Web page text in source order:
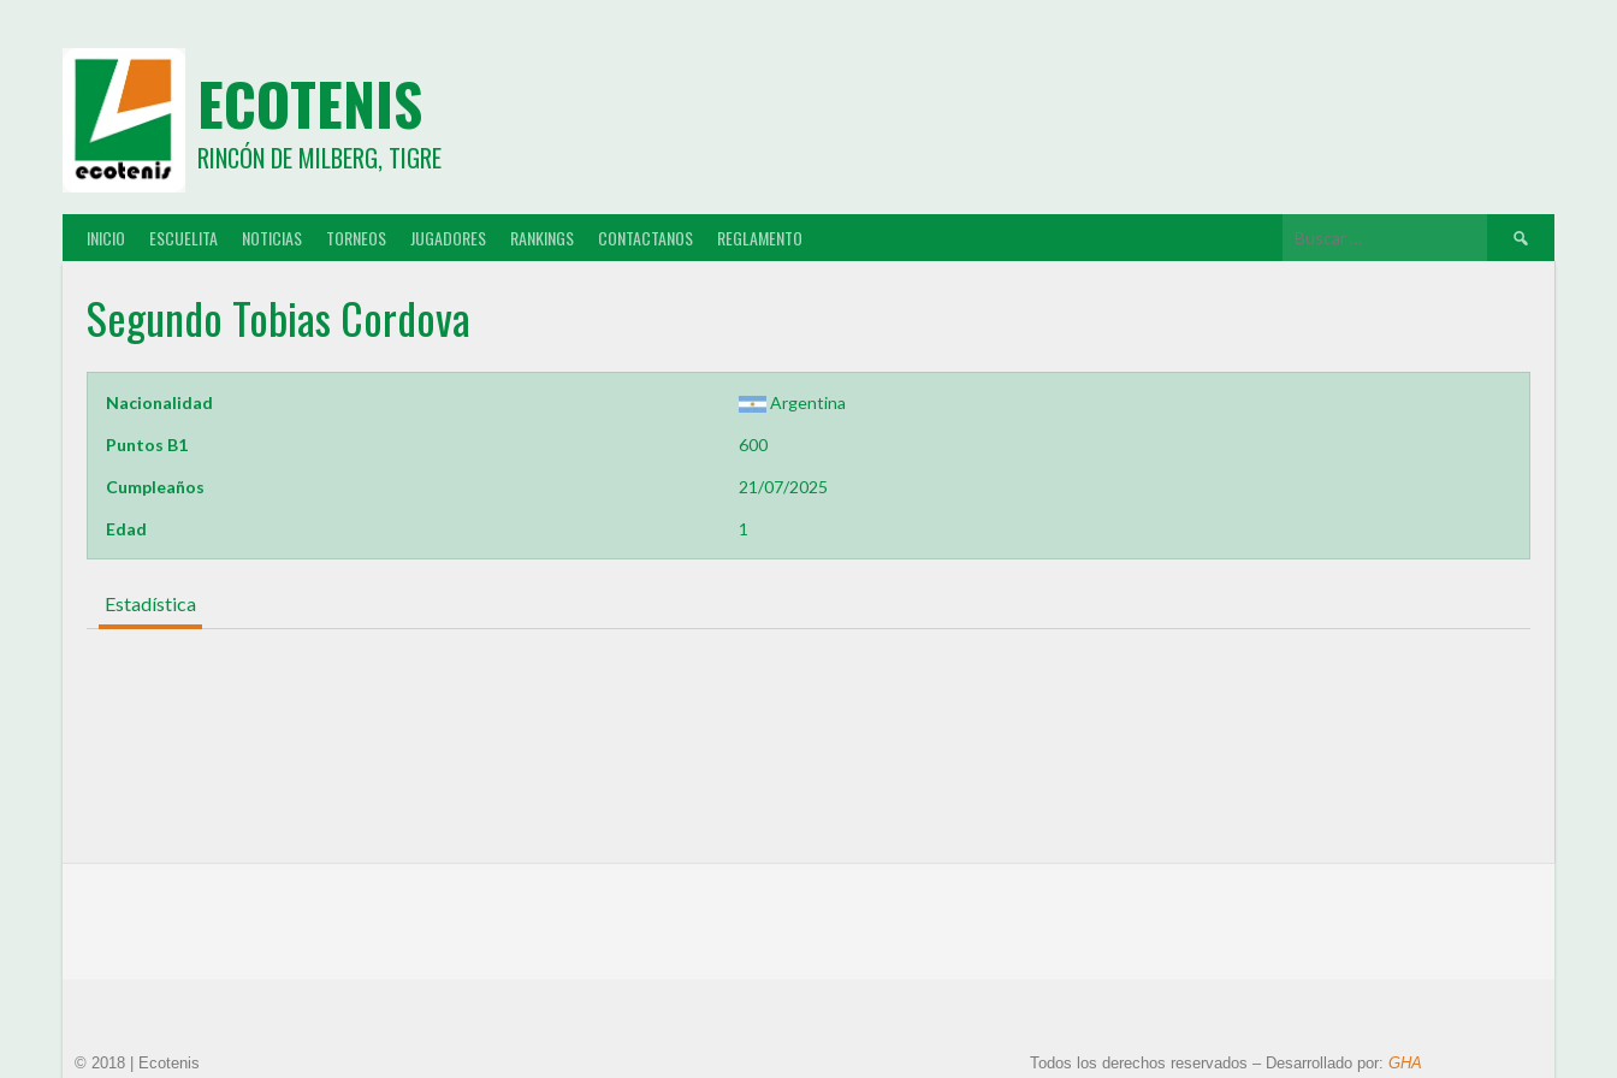
ECOTENIS
RINCÓN DE MILBERG, TIGRE
INICIO ESCUELITA NOTICIAS TORNEOS JUGADORES RANKINGS CONTACTANOS REGLAMENTO
Segundo Tobias Cordova
Nacionalidad Argentina
Puntos B1 600
Cumpleaños 21/07/2025
Edad 1
Estadística
© 2018 | Ecotenis Todos los derechos reservados – Desarrollado por: GHA